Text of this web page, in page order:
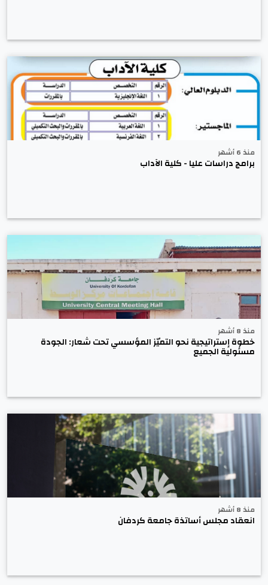
منذ 6 أشهر
برامج دراسات عليا - كلية الآداب
منذ 8 أشهر
خطوة إستراتيجية نحو التميّز المؤسسي تحت شعار: الجودة
مسئولية الجميع
منذ 8 أشهر
انعقاد مجلس أساتذة جامعة كردفان